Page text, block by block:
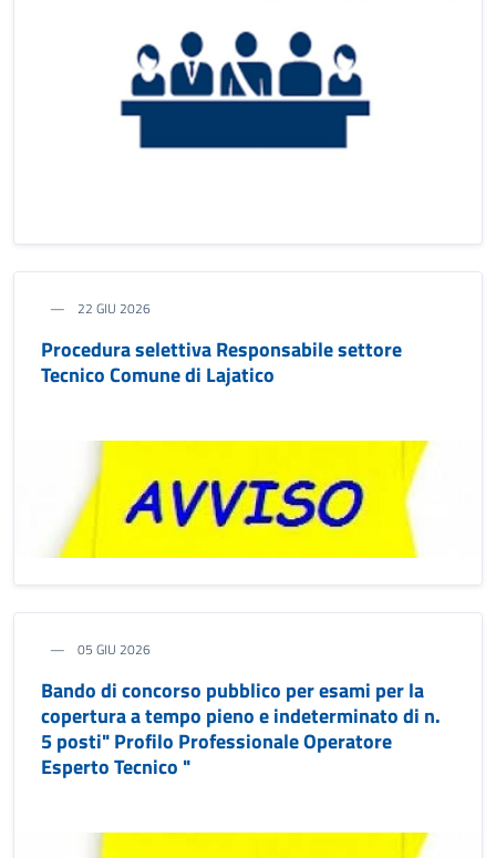
22 GIU 2026
Procedura selettiva Responsabile settore
Tecnico Comune di Lajatico
05 GIU 2026
Bando di concorso pubblico per esami per la
copertura a tempo pieno e indeterminato di n.
5 posti" Profilo Professionale Operatore
Esperto Tecnico "